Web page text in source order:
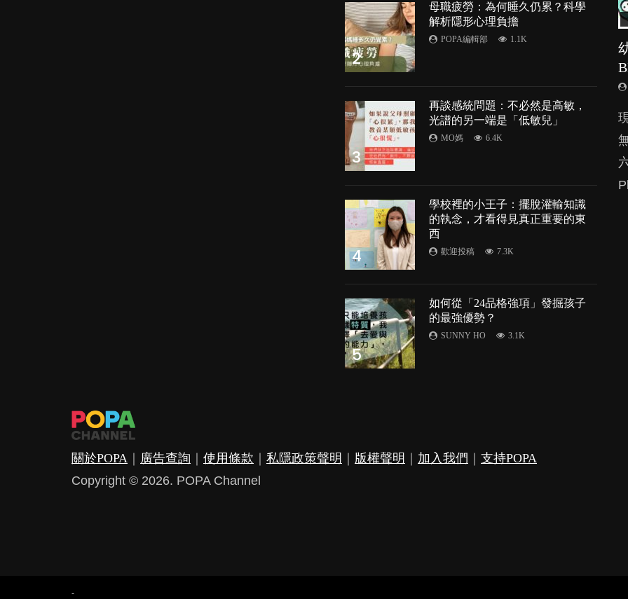
2
母職疲勞：為何睡久仍累？科學
解析隱形心理負擔
POPA編輯部 1.1K
3
再談感統問題：不必然是高敏，
光譜的另一端是「低敏兒」
MO媽 6.4K
4
學校裡的小王子：擺脫灌輸知識
的執念，才看得見真正重要的東
西
歡迎投稿 7.3K
5
如何從「24品格強項」發掘孩子
的最強優勢？
SUNNY HO 3.1K
關於POPA 廣告查詢 使用條款 私隱政策聲明 版權聲明 加入我們
支持POPA
Copyright © 2026. POPA Channel
-